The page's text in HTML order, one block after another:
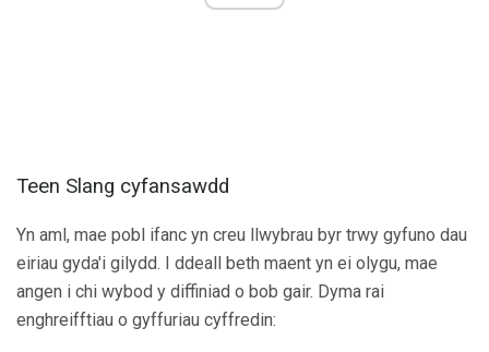
Teen Slang cyfansawdd
Yn aml, mae pobl ifanc yn creu llwybrau byr trwy gyfuno dau
eiriau gyda'i gilydd. I ddeall beth maent yn ei olygu, mae
angen i chi wybod y diffiniad o bob gair. Dyma rai
enghreifftiau o gyffuriau cyffredin: